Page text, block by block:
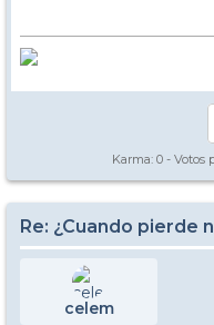
Karma: 0 - Votos
Re: ¿Cuando pierde
celem